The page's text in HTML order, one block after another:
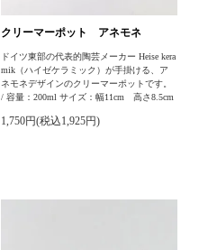
クリーマーポット アネモネ
ドイツ東部の代表的陶芸メーカー Heise kera
mik（ハイゼケラミック）が手掛ける、ア
ネモネデザインのクリーマーポットです。
/ 容量：200ml サイズ：幅11cm 高さ8.5cm
1,750円(税込1,925円)